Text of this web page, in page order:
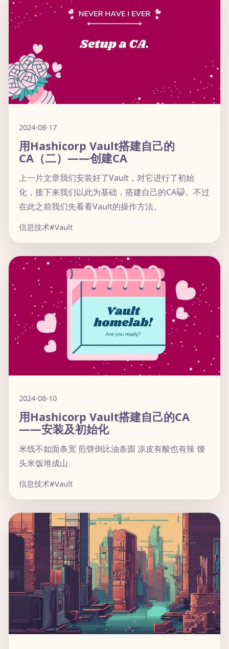
2024-08-17
用Hashicorp Vault搭建自己的
CA（二）——创建CA
上一片文章我们安装好了Vault，对它进行了初始
化，接下来我们以此为基础，搭建自己的CA😺。不过
在此之前我们先看看Vault的操作方法。
信息技术#Vault
2024-08-10
用Hashicorp Vault搭建自己的CA
——安装及初始化
米线不如面条宽 煎饼倒比油条圆 凉皮有酸也有辣 馒
头米饭堆成山
信息技术#Vault